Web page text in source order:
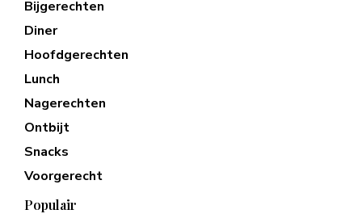
Bijgerechten
Diner
Hoofdgerechten
Lunch
Nagerechten
Ontbijt
Snacks
Voorgerecht
Populair